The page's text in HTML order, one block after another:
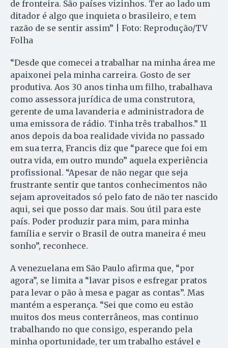
de fronteira. São países vizinhos. Ter ao lado um
ditador é algo que inquieta o brasileiro, e tem
razão de se sentir assim” | Foto: Reprodução/TV
Folha
“Desde que comecei a trabalhar na minha área me
apaixonei pela minha carreira. Gosto de ser
produtiva. Aos 30 anos tinha um filho, trabalhava
como assessora jurídica de uma construtora,
gerente de uma lavanderia e administradora de
uma emissora de rádio. Tinha três trabalhos.” 11
anos depois da boa realidade vivida no passado
em sua terra, Francis diz que “parece que foi em
outra vida, em outro mundo” aquela experiência
profissional. “Apesar de não negar que seja
frustrante sentir que tantos conhecimentos não
sejam aproveitados só pelo fato de não ter nascido
aqui, sei que posso dar mais. Sou útil para este
país. Poder produzir para mim, para minha
família e servir o Brasil de outra maneira é meu
sonho”, reconhece.
A venezuelana em São Paulo afirma que, “por
agora”, se limita a “lavar pisos e esfregar pratos
para levar o pão à mesa e pagar as contas”. Mas
mantém a esperança. “Sei que como eu estão
muitos dos meus conterrâneos, mas continuo
trabalhando no que consigo, esperando pela
minha oportunidade, ter um trabalho estável e